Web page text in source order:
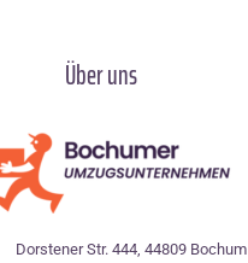
Über uns
Dorstener Str. 444, 44809 Bochum